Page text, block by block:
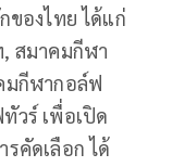
ของไทย ได้แก่
สมาคมกีฬา
มกีฬากอล์ฟ
วร์ เพื่อเปิด
คัดเลือก ได้